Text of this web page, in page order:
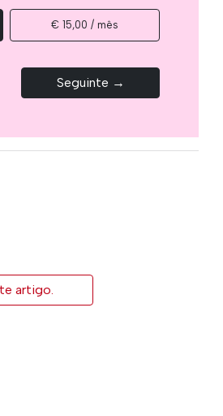
€ 15,00 / mês
Seguinte →
artigo.